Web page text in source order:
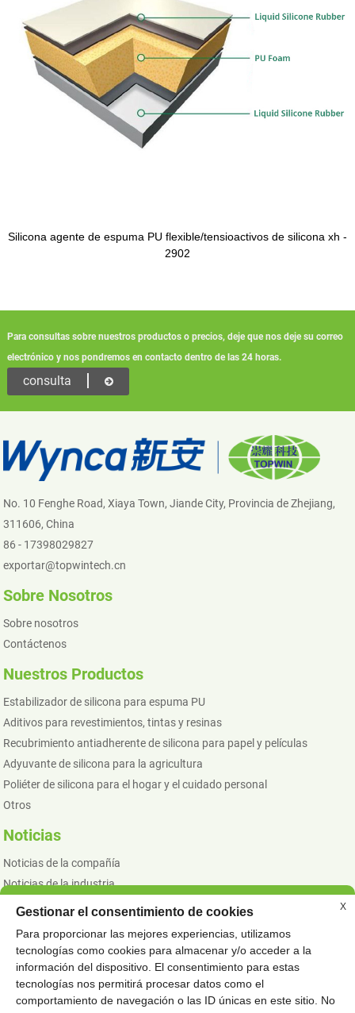
Silicona agente de espuma PU flexible/tensioactivos de silicona xh -
2902
Para consultas sobre nuestros productos o precios, deje que nos deje su correo
electrónico y nos pondremos en contacto dentro de las 24 horas.
consulta
No. 10 Fenghe Road, Xiaya Town, Jiande City, Provincia de Zhejiang,
311606, China
86 - 17398029827
exportar@topwintech.cn
Sobre Nosotros
Sobre nosotros
Contáctenos
Nuestros Productos
Estabilizador de silicona para espuma PU
Aditivos para revestimientos, tintas y resinas
Recubrimiento antiadherente de silicona para papel y películas
Adyuvante de silicona para la agricultura
Poliéter de silicona para el hogar y el cuidado personal
Otros
Noticias
Noticias de la compañía
Noticias de la industria
© COPYRIGHT - 2010 - 2023: TODOS LOS DERECHOS RESERVADOS.
PRODUCTOS CALIENTES MAPA DEL SITIO
ESPECIAL
MODIFICADOR DE RESINA DE SILICONA TPU,FLUIDO DE SILICONA
ESPARCIDOR NO IÓNICO PEGATINA,
Gestionar el consentimiento de cookies
Para proporcionar las mejores experiencias, utilizamos
tecnologías como cookies para almacenar y/o acceder a la
información del dispositivo. El consentimiento para estas
tecnologías nos permitirá procesar datos como el
comportamiento de navegación o las ID únicas en este sitio. No
X